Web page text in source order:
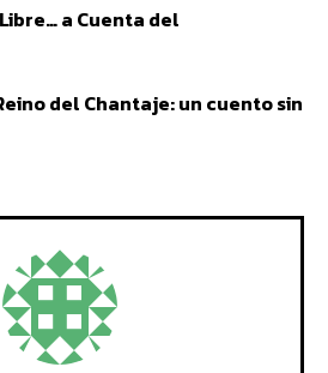
a Cuenta del
del Chantaje: un cuento sin